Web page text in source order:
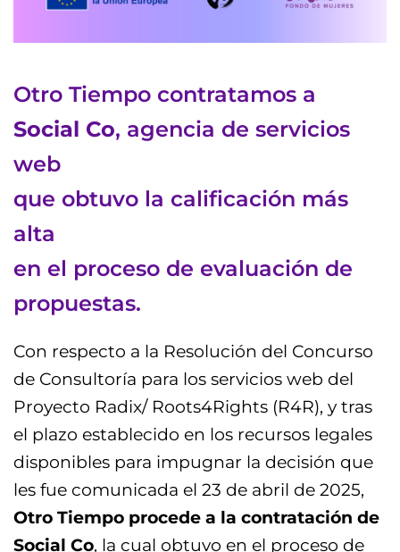
Otro Tiempo contratamos a
Social Co, agencia de servicios
web
que obtuvo la calificación más
alta
en el proceso de evaluación de
propuestas.
Con respecto a la Resolución del Concurso
de Consultoría para los servicios web del
Proyecto Radix/ Roots4Rights (R4R), y tras
el plazo establecido en los recursos legales
disponibles para impugnar la decisión que
les fue comunicada el 23 de abril de 2025,
Otro Tiempo procede a la contratación de
Social Co, la cual obtuvo en el proceso de